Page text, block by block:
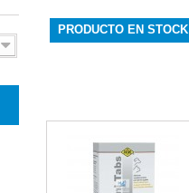
PRODUCTO EN STOCK